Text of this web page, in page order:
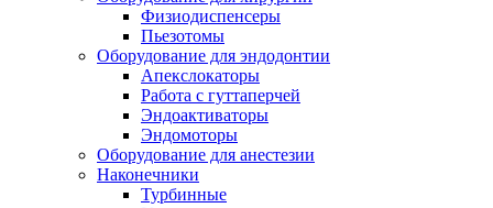
Физиодиспенсеры
Пьезотомы
Оборудование для эндодонтии
Апекслокаторы
Работа с гуттаперчей
Эндоактиваторы
Эндомоторы
Оборудование для анестезии
Наконечники
Турбинные